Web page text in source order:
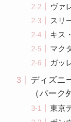
ヴァ
スリ
キス
マク
ガッ
ディズニ
（パーク
東京